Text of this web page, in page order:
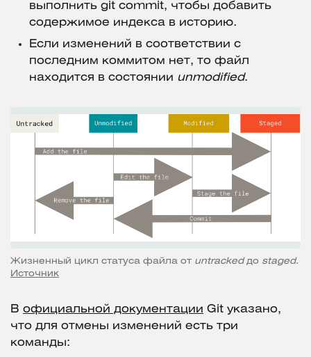
выполнить git commit, чтобы добавить
содержимое индекса в историю.
Если изменений в соответствии с
последним коммитом нет, то файл
находится в состоянии unmodified.
Жизненный цикл статуса файла от untrackedдо staged.
Источник
В официальной документации Git указано,
что для отмены изменений есть три
команды: